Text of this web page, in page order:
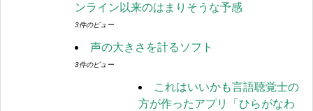
ンライン以来のはまりそうな予感
3件のビュー
声の大きさを計るソフト
3件のビュー
これはいいかも言語聴覚士の
方が作ったアプリ「ひらがなわ